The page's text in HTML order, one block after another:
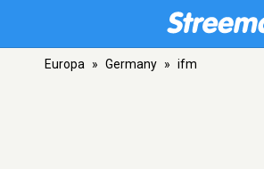
Europa » Germany » ifm